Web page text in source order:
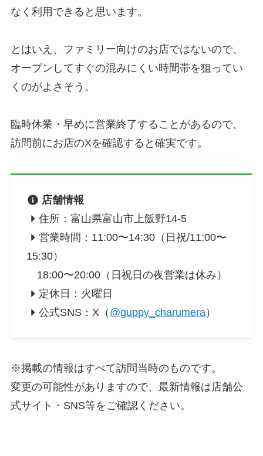
なく利用できると思います。
とはいえ、ファミリー向けのお店ではないので、
オープンしてすぐの混みにくい時間帯を狙ってい
くのがよさそう。
臨時休業・早めに営業終了することがあるので、
訪問前にお店のXを確認すると確実です。
店舗情報
住所：富山県富山市上飯野14-5
営業時間：11:00〜14:30（日祝/11:00〜
15:30）
18:00〜20:00（日祝日の夜営業は休み）
定休日：火曜日
公式SNS：X（ @guppy_charumera）
※掲載の情報はすべて訪問当時のものです。
変更の可能性がありますので、最新情報は店舗公
式サイト・SNS等をご確認ください。